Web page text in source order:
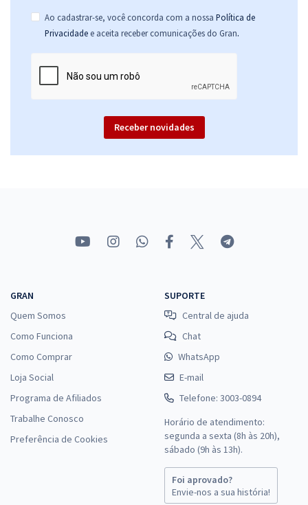
Ao cadastrar-se, você concorda com a nossa Política de
Privacidade e aceita receber comunicações do Gran.
Receber novidades
GRAN
Quem Somos
Como Funciona
Como Comprar
Loja Social
Programa de Afiliados
Trabalhe Conosco
Preferência de Cookies
SUPORTE
Central de ajuda
Chat
WhatsApp
E-mail
Telefone: 3003-0894
Horário de atendimento:
segunda a sexta (8h às 20h),
sábado (9h às 13h).
Foi aprovado?
Envie-nos a sua história!